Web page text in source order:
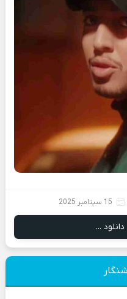
15 سپتامبر 2025
...